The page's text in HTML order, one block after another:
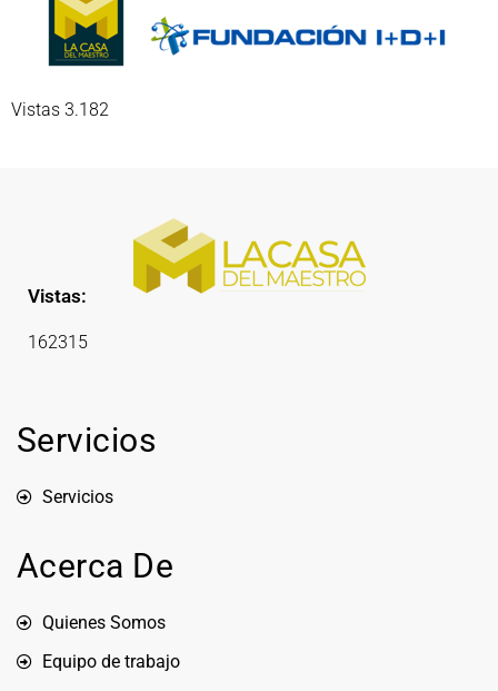
Vistas 3.182
Vistas:
162315
Servicios
Servicios
Acerca De
Quienes Somos
Equipo de trabajo